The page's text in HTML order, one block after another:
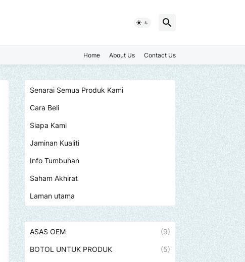
Home About Us Contact Us
Senarai Semua Produk Kami
Cara Beli
Siapa Kami
Jaminan Kualiti
Info Tumbuhan
Saham Akhirat
Laman utama
ASAS OEM (9)
BOTOL UNTUK PRODUK (5)